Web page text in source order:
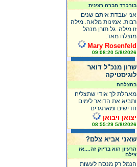
בורכרד חברה רצינית
אני עובדת איתם שנים
רבות. אמינות מלאה. מילה
זו מילה. גל תורן מנהל
מוצלח מאד.
Mary Rosenfeld
5/8/2026 09:08:20
שרון מנכ"ל דואר
לוגיסטיקה
בהצלחה
מאחלת לך אודי שתצליח
ותביא את הדואר לימים
חדישים ומאתגרים
יצואן ויבואן
5/8/2026 08:55:29
שאני אביא צלם?
הרעיון הוא בדיוק זה....אז
צילם..
הנמל רק מנסה לעשות